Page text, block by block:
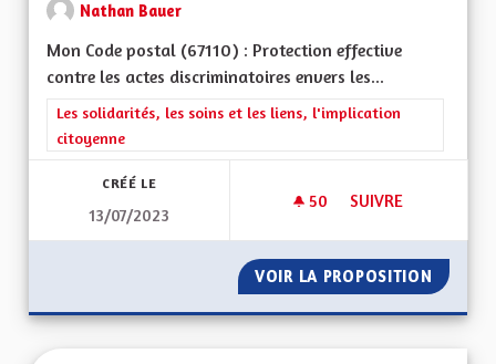
Nathan Bauer
Mon Code postal (67110) : Protection effective
contre les actes discriminatoires envers les...
Filtrer les résultats de la catégorie : Les solidarités, les soins
Les solidarités, les soins et les liens, l'implication
citoyenne
CRÉÉ LE
13/07/2023
50 50 ABONNÉS
SUIVRE
VOIR LA PROPOSITION